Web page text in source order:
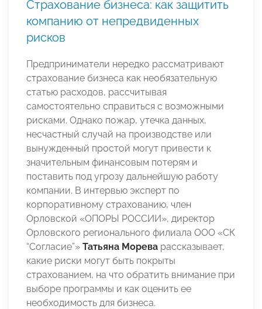
Страхование бизнеса: как защитить
компанию от непредвиденных
рисков
Предприниматели нередко рассматривают
страхование бизнеса как необязательную
статью расходов, рассчитывая
самостоятельно справиться с возможными
рисками. Однако пожар, утечка данных,
несчастный случай на производстве или
вынужденный простой могут привести к
значительным финансовым потерям и
поставить под угрозу дальнейшую работу
компании. В интервью эксперт по
корпоративному страхованию, член
Орловской «ОПОРЫ РОССИИ», директор
Орловского регионального филиала ООО «СК
“Согласие”» Татьяна Морева рассказывает,
какие риски могут быть покрыты
страхованием, на что обратить внимание при
выборе программы и как оценить ее
необходимость для бизнеса.